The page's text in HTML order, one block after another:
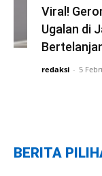
Viral!
Ugalan di
redaksi - 5
BERITA